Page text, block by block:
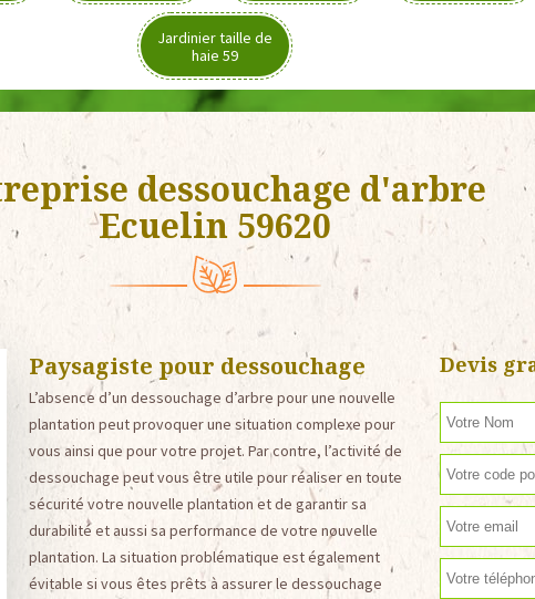
Jardinier taille de
haie 59
dessouchage d'arbre
Ecuelin 59620
Paysagiste pour dessouchage
L’absence d’un dessouchage d’arbre pour une nouvelle
plantation peut provoquer une situation complexe pour
vous ainsi que pour votre projet. Par contre, l’activité de
dessouchage peut vous être utile pour réaliser en toute
sécurité votre nouvelle plantation et de garantir sa
durabilité et aussi sa performance de votre nouvelle
plantation. La situation problématique est également
évitable si vous êtes prêts à assurer le dessouchage
Devis